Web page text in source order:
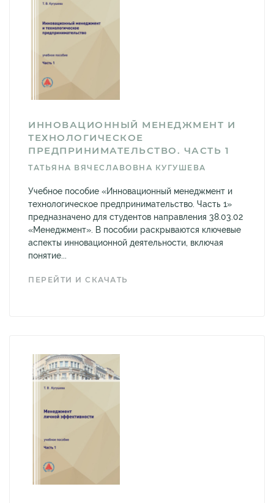
ИННОВАЦИОННЫЙ МЕНЕДЖМЕНТ И
ТЕХНОЛОГИЧЕСКОЕ
ПРЕДПРИНИМАТЕЛЬСТВО. ЧАСТЬ 1
ТАТЬЯНА ВЯЧЕСЛАВОВНА КУГУШЕВА
Учебное пособие «Инновационный менеджмент и
технологическое предпринимательство. Часть 1»
предназначено для студентов направления 38.03.02
«Менеджмент». В пособии раскрываются ключевые
аспекты инновационной деятельности, включая
понятие...
ПЕРЕЙТИ И СКАЧАТЬ